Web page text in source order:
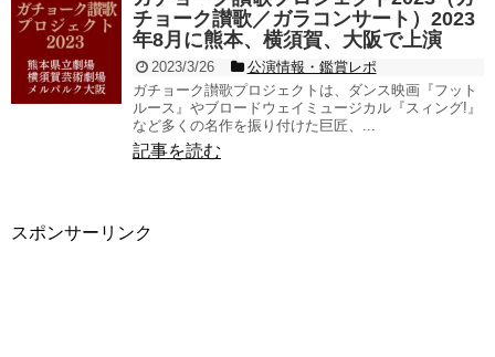
チョーク讃歌／ガラコンサート）2023
年8月に熊本、横須賀、大阪で上演
2023/3/26
公演情報・鑑賞レポ
ガチョーク讃歌プロジェクトは、ダンス映画『フット
ルース』やブロードウェイミュージカル『スィング!』
など多くの名作を振り付けた巨匠、...
記事を読む
スポンサーリンク